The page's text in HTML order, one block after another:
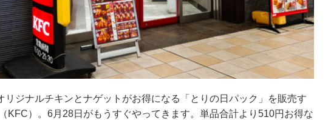
リジナルチキンとナゲットがお得になる「とりの日パック」を販売す
KFC）。6月28日がもうすぐやってきます。単品合計より510円お得な